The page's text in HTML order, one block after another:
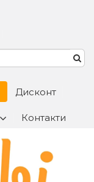
Дисконт
Контакти